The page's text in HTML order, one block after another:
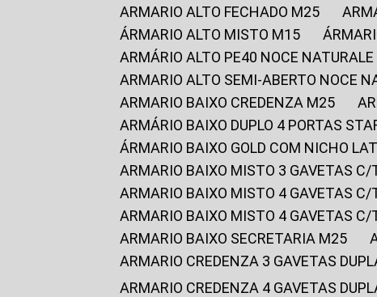
ARMARIO ALTO FECHADO M25
ÁRMARIO ALTO MISTO M15
ARMÁRIO ALTO PE40 NOCE NATURALE
ARMARIO ALTO SEMI-ABERTO NOCE
ARMARIO BAIXO CREDENZA M25
ARMÁRIO BAIXO DUPLO 4 PORTAS
ÁRMARIO BAIXO GOLD COM NICHO
ARMARIO BAIXO MISTO 3 GAVETAS
ARMARIO BAIXO MISTO 4 GAVETAS
ARMARIO BAIXO MISTO 4 GAVETAS
ARMARIO BAIXO SECRETARIA M25
ARMARIO CREDENZA 3 GAVETAS
ARMARIO CREDENZA 4 GAVETAS